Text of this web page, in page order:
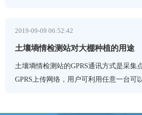
2019-09-09 06:52:42
土壤墒情检测站对大棚种植的用途
土壤墒情检测站的GPRS通讯方式是采集
GPRS上传网络，用户可利用任意一台可